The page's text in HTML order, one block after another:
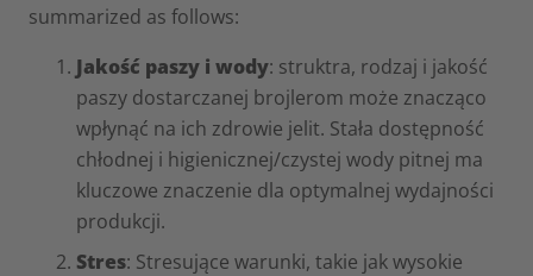
summarized as follows:
Jakość paszy i wody: struktra, rodzaj i jakość
paszy dostarczanej brojlerom może znacząco
wpłynąć na ich zdrowie jelit. Stała dostępność
chłodnej i higienicznej/czystej wody pitnej ma
kluczowe znaczenie dla optymalnej wydajności
produkcji.
Stres: Stresujące warunki, takie jak wysokie